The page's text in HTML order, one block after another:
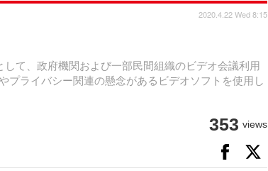
て、政府機関および一部民間組織のビデオ会議利用
プライバシー関連の懸念があるビデオソフトを使用し
2020.4.22 Wed 8:15
353 views